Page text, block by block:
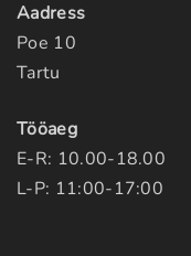
Aadress
Poe 10
Tartu
Tööaeg
E-R: 10.00-18.00
L-P: 11:00-17:00